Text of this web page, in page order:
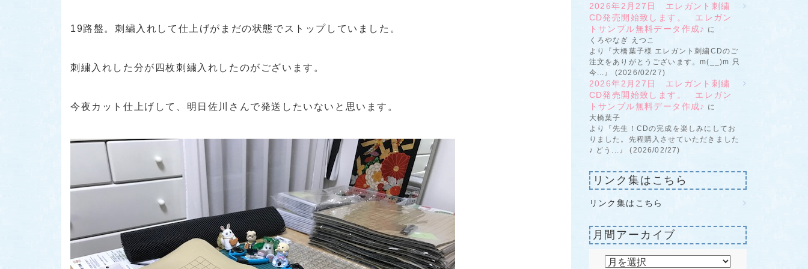
19路盤。刺繍入れして仕上げがまだの状態でストップしていました。
刺繍入れした分が四枚刺繍入れしたのがございます。
今夜カット仕上げして、明日佐川さんで発送したいないと思います。
2026年2月27日 エレガント刺繍
CD発売開始致します。 エレガン
トサンプル無料データ作成♪ に
くろやなぎ えつこ
より『大橋葉子様 エレガント刺繍CDのご
注文をありがとうございます。m(__)m 只
今...』 (2026/02/27)
2026年2月27日 エレガント刺繍
CD発売開始致します。 エレガン
トサンプル無料データ作成♪ に
大橋葉子
より『先生！CDの完成を楽しみにしてお
りました。先程購入させていただきました
♪ どう...』 (2026/02/27)
リンク集はこちら
リンク集はこちら
月間アーカイブ